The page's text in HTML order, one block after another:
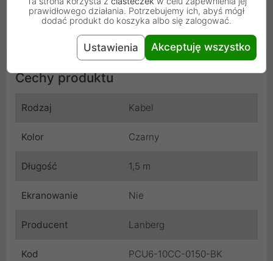
efektywne prowadzenie i zarządzanie segmentem
Cechy produktu
Rodzaj Kabel
Kolor Czarny
Długość 1,5 m
Ekranowanie Nie
Producent Lanberg
Kod PCU6-10CC-0150-BK
prawidłowego działania. Potrzebujemy ich, abyś mógł
dodać produkt do koszyka albo się zalogować.
Ustawienia Akceptuję wszystko